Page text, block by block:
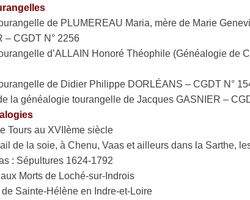
de PLUMEREAU Maria, mère de Marie
– CGDT N° 2256
d’ALLAIN Honoré Théophile (Généalogie de
de Didier Philippe DORLÉANS – CGDT N°
la généalogie tourangelle de Jacques GASNIER –
Tours au XVIIème siècle
de la soie, à Chenu, Vaas et ailleurs dans la Sarthe,
: Sépultures 1624-1792
Morts de Loché-sur-Indrois
Sainte-Hélène en Indre-et-Loire